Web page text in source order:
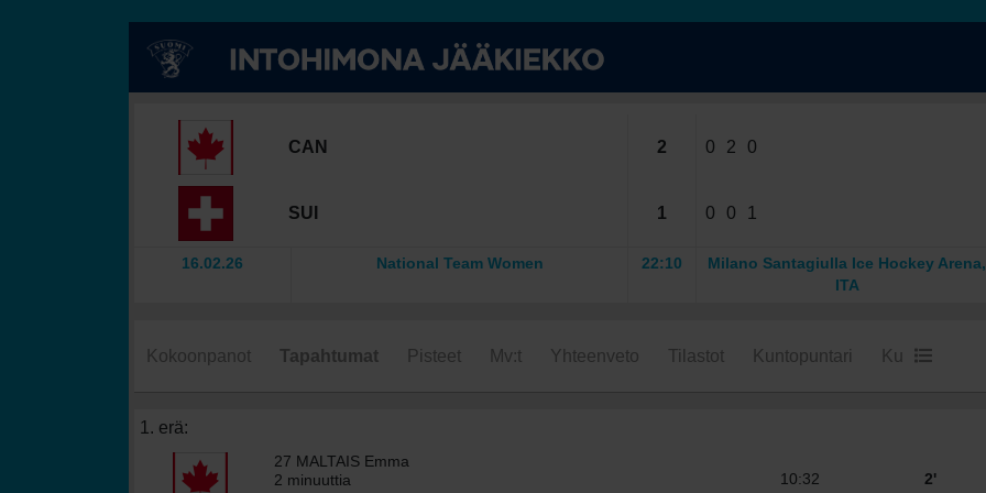
CAN
SUI
2
1
0 2 0
0 0 1
16.02.26 National Team Women 22:10
Milano Santagiulla Ice Hockey Arena,
ITA
Kokoonpanot Tapahtumat Pisteet Mv:t Yhteenveto Tilastot Kuntopuntari Kumpi
1. erä:
27 MALTAIS Emma
2 minuuttia
10:32 2'